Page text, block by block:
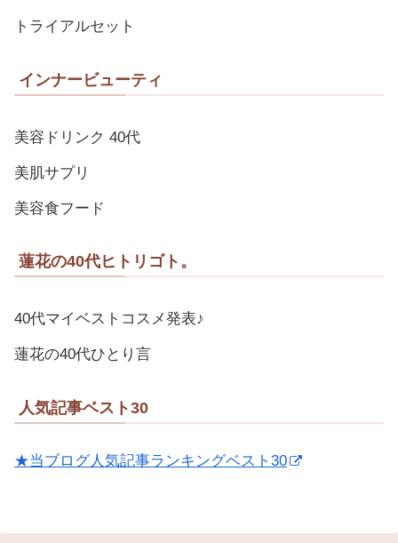
トライアルセット
インナービューティ
美容ドリンク 40代
美肌サプリ
美容食フード
蓮花の40代ヒトリゴト。
40代マイベストコスメ発表♪
蓮花の40代ひとり言
人気記事ベスト30
★当ブログ人気記事ランキングベスト30